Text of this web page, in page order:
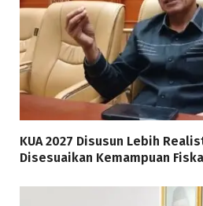
KUA 2027 Disusun Lebih
Disesuaikan Kemampuan